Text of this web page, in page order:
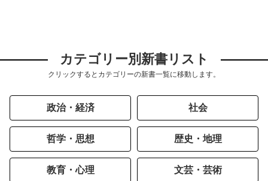
カテゴリー別新書リスト
クリックするとカテゴリーの新書一覧に移動します。
政治・経済 社会
哲学・思想 歴史・地理
教育・心理 文芸・芸術